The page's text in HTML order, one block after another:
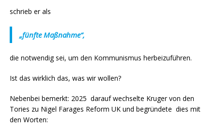
schrieb er als
„fünfte Maßnahme“,
die notwendig sei, um den Kommunismus herbeizuführen.
Ist das wirklich das, was wir wollen?
Nebenbei bemerkt: 2025 darauf wechselte Kruger von den
Tories zu Nigel Farages Reform UK und begründete dies mit
den Worten: